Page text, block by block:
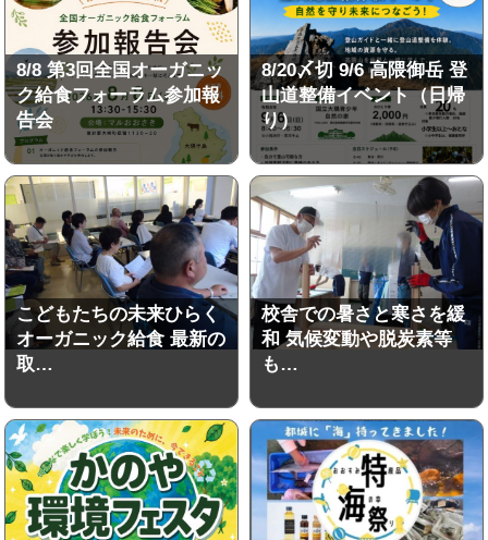
8/8 第3回全国オーガニッ
ク給食フォーラム参加報
告会
8/20〆切 9/6 高隈御岳 登
山道整備イベント（日帰
り）
こどもたちの未来ひらく
オーガニック給食 最新の
取…
校舎での暑さと寒さを緩
和 気候変動や脱炭素等
も…